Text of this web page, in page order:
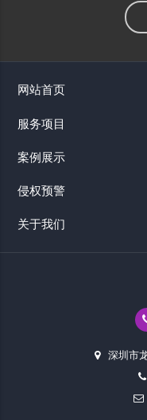
网站首页
服务项目
案例展示
侵权预警
关于我们
深圳市